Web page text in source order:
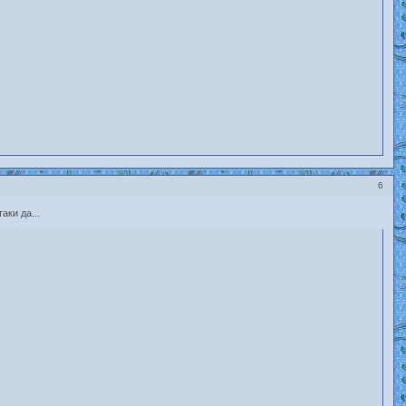
6
да...